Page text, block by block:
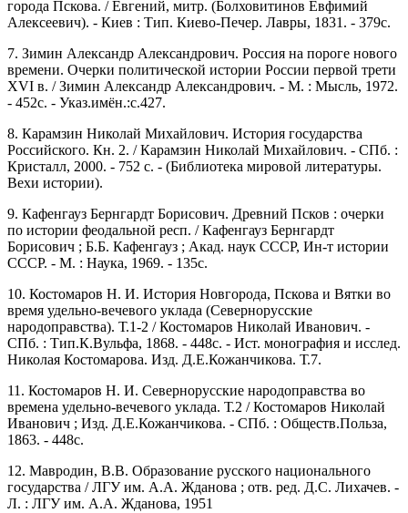
города Пскова. / Евгений, митр. (Болховитинов Евфимий
Алексеевич). - Киев : Тип. Киево-Печер. Лавры, 1831. - 379с.
7. Зимин Александр Александрович. Россия на пороге нового
времени. Очерки политической истории России первой трети
XVI в. / Зимин Александр Александрович. - М. : Мысль, 1972.
- 452с. - Указ.имён.:с.427.
8. Карамзин Николай Михайлович. История государства
Российского. Кн. 2. / Карамзин Николай Михайлович. - СПб. :
Кристалл, 2000. - 752 с. - (Библиотека мировой литературы.
Вехи истории).
9. Кафенгауз Бернгардт Борисович. Древний Псков : очерки
по истории феодальной респ. / Кафенгауз Бернгардт
Борисович ; Б.Б. Кафенгауз ; Акад. наук СССР, Ин-т истории
СССР. - М. : Наука, 1969. - 135с.
10. Костомаров Н. И. История Новгорода, Пскова и Вятки во
время удельно-вечевого уклада (Севернорусские
народоправства). Т.1-2 / Костомаров Николай Иванович. -
СПб. : Тип.К.Вульфа, 1868. - 448с. - Ист. монография и исслед.
Николая Костомарова. Изд. Д.Е.Кожанчикова. Т.7.
11. Костомаров Н. И. Севернорусские народоправства во
времена удельно-вечевого уклада. Т.2 / Костомаров Николай
Иванович ; Изд. Д.Е.Кожанчикова. - СПб. : Обществ.Польза,
1863. - 448с.
12. Мавродин, В.В. Образование русского национального
государства / ЛГУ им. А.А. Жданова ; отв. ред. Д.С. Лихачев. -
Л. : ЛГУ им. А.А. Жданова, 1951